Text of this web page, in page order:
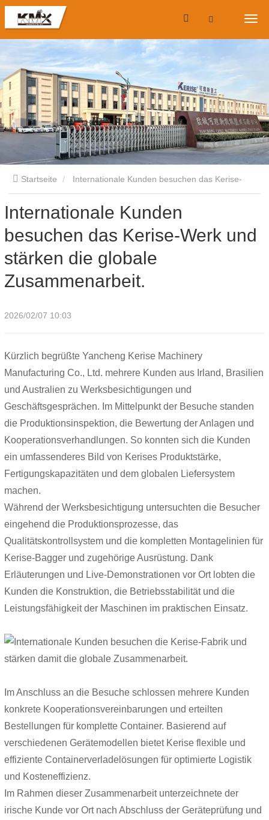
Startseite
Werk und stärken die globale Zusammenarbeit.
Internationale Kunden
besuchen das Kerise-Werk und
stärken die globale
Zusammenarbeit.
2026/02/07 10:03
Kürzlich begrüßte Yancheng Kerise Machinery
Manufacturing Co., Ltd. mehrere Kunden aus Irland, Brasilien
und Australien zu Werksbesichtigungen und
Geschäftsgesprächen. Im Mittelpunkt der Besuche standen
die Produktionsinspektion, die Bewertung der Anlagen und
Kooperationsverhandlungen. So konnten sich die Kunden
ein umfassenderes Bild von Kerises Produktstärke,
Fertigungskapazitäten und dem globalen Liefersystem
machen.
Während der Werksbesichtigung untersuchten die Besucher
eingehend die Produktionsprozesse, das
Qualitätskontrollsystem und die kompletten Montagelinien für
Kerise-Bagger und zugehörige Ausrüstung. Dank
Erläuterungen und Live-Demonstrationen vor Ort lobten die
Kunden die Konstruktion, die Betriebsstabilität und die
Leistungsfähigkeit der Maschinen im praktischen Einsatz.
Im Anschluss an die Besuche schlossen mehrere Kunden
konkrete Kooperationsvereinbarungen und erteilten
Bestellungen für komplette Container. Basierend auf
verschiedenen Gerätemodellen bietet Kerise flexible und
effiziente Containerverladelösungen für optimierte Logistik
und Kosteneffizienz.
Im Rahmen dieser Zusammenarbeit unterzeichnete der
irische Kunde vor Ort nach Abschluss der Geräteprüfung und